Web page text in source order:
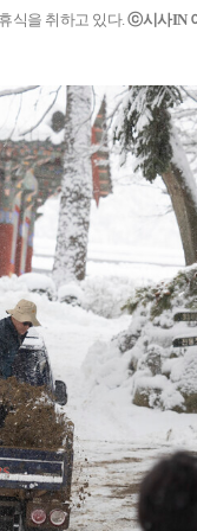
식을 취하고 있다. ⓒ시사IN